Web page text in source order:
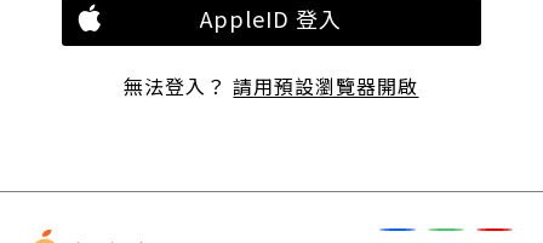
AppleID 登入
無法登入？請用預設瀏覽器開啟